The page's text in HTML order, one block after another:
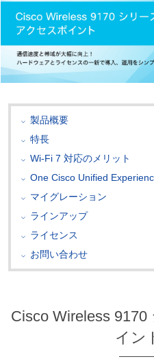
製品概要
特長
Wi-Fi 7 対応のメリット
One Cisco Unified
マイグレーション
ラインアップ
ライセンス
お問い合わせ
Cisco Wireless
イン